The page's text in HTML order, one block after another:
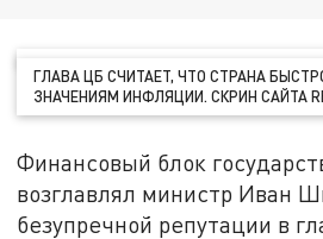
ГЛАВА ЦБ СЧИТАЕТ, ЧТО СТРАНА
ЗНАЧЕНИЯМ ИНФЛЯЦИИ. СКРИН САЙТА
Финансовый блок
возглавлял министр Иван
безупречной репутации в